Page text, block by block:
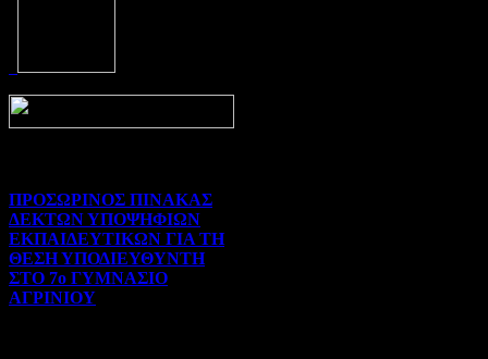
ΠΡΟΣΩΡΙΝΟΣ ΠΙΝΑΚΑΣ
ΔΕΚΤΩΝ ΥΠΟΨΗΦΙΩΝ
ΕΚΠΑΙΔΕΥΤΙΚΩΝ ΓΙΑ ΤΗ
ΘΕΣΗ ΥΠΟΔΙΕΥΘΥΝΤΗ
ΣΤΟ 7ο ΓΥΜΝΑΣΙΟ
ΑΓΡΙΝΙΟΥ